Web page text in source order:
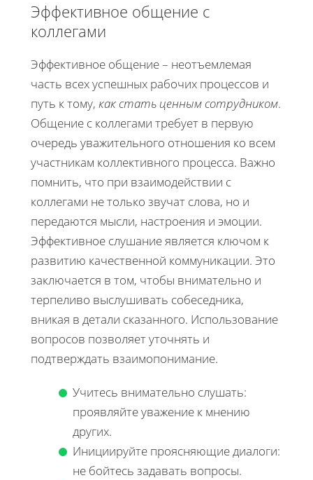
Эффективное общение с
коллегами
Эффективное общение – неотъемлемая
часть всех успешных рабочих процессов и
путь к тому, как стать ценным сотрудником.
Общение с коллегами требует в первую
очередь уважительного отношения ко всем
участникам коллективного процесса. Важно
помнить, что при взаимодействии с
коллегами не только звучат слова, но и
передаются мысли, настроения и эмоции.
Эффективное слушание является ключом к
развитию качественной коммуникации. Это
заключается в том, чтобы внимательно и
терпеливо выслушивать собеседника,
вникая в детали сказанного. Использование
вопросов позволяет уточнять и
подтверждать взаимопонимание.
Учитесь внимательно слушать:
проявляйте уважение к мнению
других.
Инициируйте проясняющие диалоги:
не бойтесь задавать вопросы.